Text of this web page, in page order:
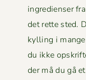
ingre­di­enser
det rette sted.
kylling i
du ikke
der må du gå